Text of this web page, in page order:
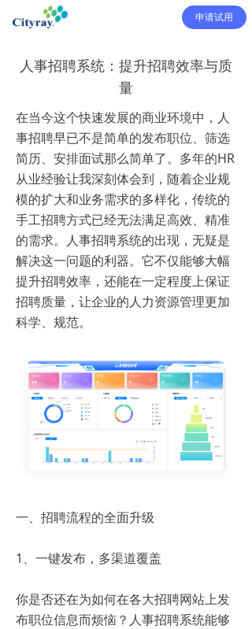
申请试用
人事招聘系统：提升招聘效率与质
量
在当今这个快速发展的商业环境中，人
事招聘早已不是简单的发布职位、筛选
简历、安排面试那么简单了。多年的HR
从业经验让我深刻体会到，随着企业规
模的扩大和业务需求的多样化，传统的
手工招聘方式已经无法满足高效、精准
的需求。人事招聘系统的出现，无疑是
解决这一问题的利器。它不仅能够大幅
提升招聘效率，还能在一定程度上保证
招聘质量，让企业的人力资源管理更加
科学、规范。
一、招聘流程的全面升级
1、一键发布，多渠道覆盖
你是否还在为如何在各大招聘网站上发
布职位信息而烦恼？人事招聘系统能够